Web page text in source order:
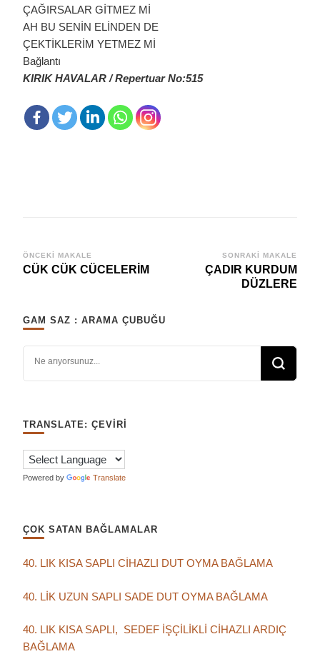
ÇAĞIRSALAR GİTMEZ Mİ
AH BU SENİN ELİNDEN DE
ÇEKTİKLERİM YETMEZ Mİ
Bağlantı
KIRIK HAVALAR / Repertuar No:515
Yazı
dolaşımı
ÖNCEKI MAKALE
CÜK CÜK CÜCELERİM
SONRAKI MAKALE
ÇADIR KURDUM
DÜZLERE
GAM SAZ : ARAMA ÇUBUĞU
TRANSLATE: ÇEVIRI
Powered by Translate
ÇOK SATAN BAĞLAMALAR
40. LIK KISA SAPLI CİHAZLI DUT OYMA BAĞLAMA
40. LİK UZUN SAPLI SADE DUT OYMA BAĞLAMA
40. LIK KISA SAPLI, SEDEF İŞÇİLİKLİ CİHAZLI ARDIÇ
BAĞLAMA